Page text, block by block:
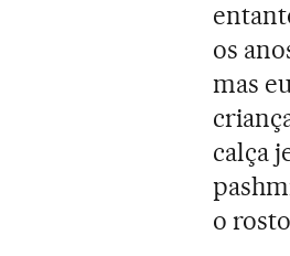
os
mas
calça
o